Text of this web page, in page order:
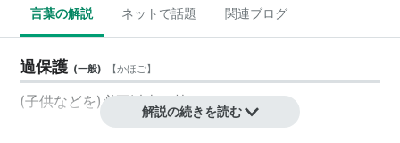
言葉の解説 ネットで話題 関連ブログ
過保護 (一般) 【かほご】
(子供などを)必要以上に甘やかすこと
解説の続きを読む